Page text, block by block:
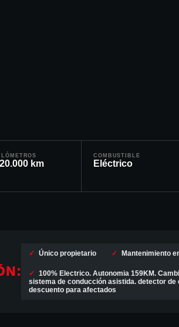
km
COMBUSTIBLE
Eléctrico
✓ Único propietario ✓ Mantenimiento
✓ 100% Electrico. Autonomia 159KM.
sistema de conducción asistida. detector de
descuento para afectados